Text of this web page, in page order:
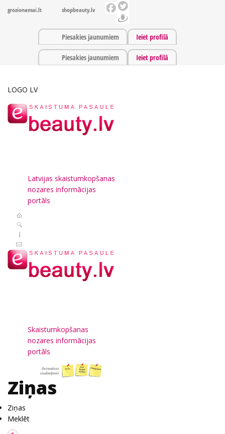
grozionamai.lt shopbeauty.lv
Piesakies jaunumiem Ieiet profilā
Piesakies jaunumiem Ieiet profilā
LOGO LV
Latvijas skaistumkopšanas
nozares informācijas
portāls
Skaistumkopšanas
nozares informācijas
portāls
Ziņas
Ziņas
Meklēt